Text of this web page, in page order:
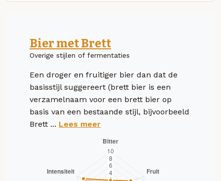
Bier met Brett
Overige stijlen of fermentaties
Een droger en fruitiger bier dan dat de
basisstijl suggereert (brett bier is een
verzamelnaam voor een brett bier op
basis van een bestaande stijl, bijvoorbeeld
Brett ... Lees meer